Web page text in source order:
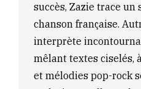
succès, Zazie trace
chanson française.
interprète
mêlant textes ciselés,
et mélodies pop-rock